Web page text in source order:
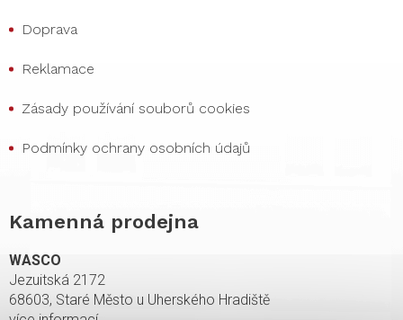
Doprava
Reklamace
Zásady používání souborů cookies
Podmínky ochrany osobních údajů
Kamenná prodejna
WASCO
Jezuitská 2172
68603, Staré Město u Uherského Hradiště